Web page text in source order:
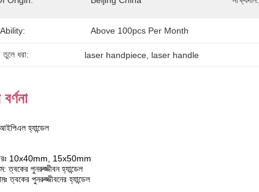
Above 100pcs Per Month
তুলে ধরা: laser handpiece, laser handle
হ্যান্ডেল
10x40mm, 15x50mm
ত্বকের পুনরুজ্জীবন হ্যান্ডেল
ত্বকের পুনরুজ্জীবনের হ্যান্ডেল